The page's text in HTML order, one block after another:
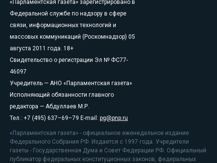
«Парламентская газета» зарегистрировано в
Федеральной службе по надзору в сфере
связи, информационных технологий и
массовых коммуникаций (Роскомнадзор) 05
августа 2011 года. 18+
Свидетельство о регистрации Эл № ФС77-
46097
Учредитель — АНО «Парламентская газета»
Исполняющий обязанности главного
редактора — Абдуллаев М.Р.
Тел.: +7 (495) 637–69–79 E-mail: pg@pnp.ru
«Парламентская газета» - официальное еженедельное издание
Федерального Собрания РФ. Издается с 1997 года. Учредители
газеты - Государственная Дума и Совет Федерации РФ. Официальный
публикатор федеральных конституционных законов, федеральных